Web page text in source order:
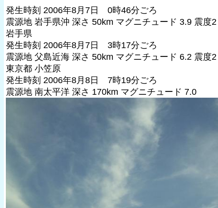
発生時刻 2006年8月7日 0時46分ごろ
震源地 岩手県沖 深さ 50km マグニチュード 3.9 震度2
岩手県
発生時刻 2006年8月7日 3時17分ごろ
震源地 父島近海 深さ 50km マグニチュード 6.2 震度2
東京都 小笠原
発生時刻 2006年8月8日 7時19分ごろ
震源地 南太平洋 深さ 170km マグニチュード 7.0